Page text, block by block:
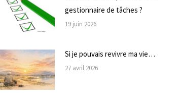
gestionnaire de tâches ?
19 juin 2026
Si je pouvais revivre ma vie…
27 avril 2026